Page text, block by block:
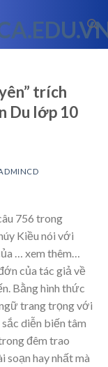
trích
Du lớp 10
756 trong
Kiều nói với
… xem thêm…
của tác giả về
Bằng hình thức
trang trọng với
diễn biến tâm
đêm trao
soạn hay nhất mà